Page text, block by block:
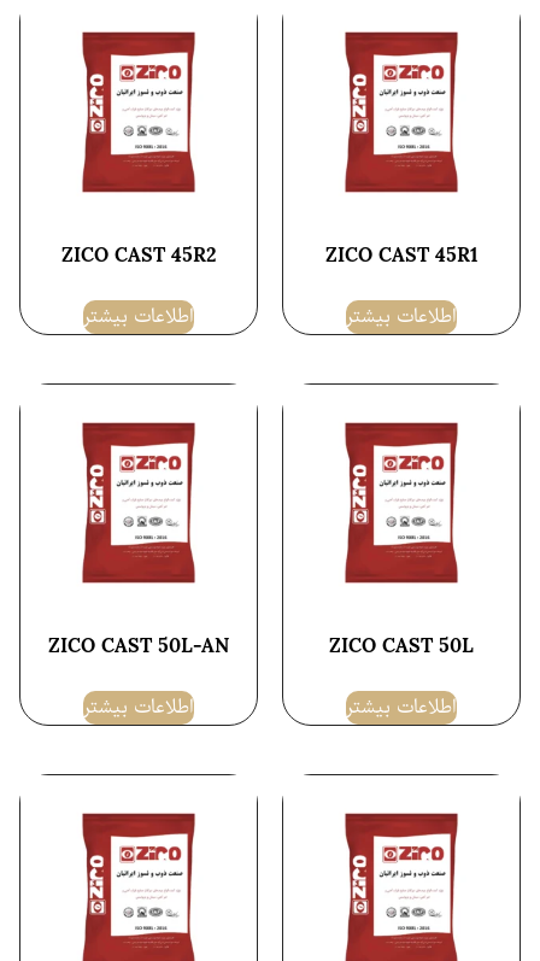
ZICO CAST 45R1
اطلاعات بیشتر
ZICO CAST 45R2
اطلاعات بیشتر
ZICO CAST 50L
اطلاعات بیشتر
ZICO CAST 50L-AN
اطلاعات بیشتر